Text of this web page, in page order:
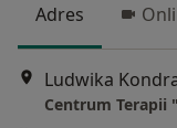
Adres
Ludwika
Centrum Terapii